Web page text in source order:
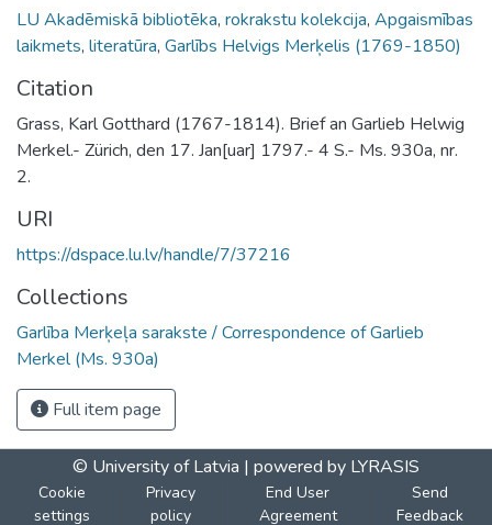
LU Akadēmiskā bibliotēka, rokrakstu kolekcija, Apgaismības
laikmets, literatūra, Garlībs Helvigs Merķelis (1769-1850)
Citation
Grass, Karl Gotthard (1767-1814). Brief an Garlieb Helwig
Merkel.- Zürich, den 17. Jan[uar] 1797.- 4 S.- Ms. 930a, nr.
2.
URI
https://dspace.lu.lv/handle/7/37216
Collections
Garlība Merķeļa sarakste / Correspondence of Garlieb
Merkel (Ms. 930a)
Full item page
© University of Latvia | powered by LYRASIS
Cookie
settings
Privacy
policy
End User
Agreement
Send
Feedback